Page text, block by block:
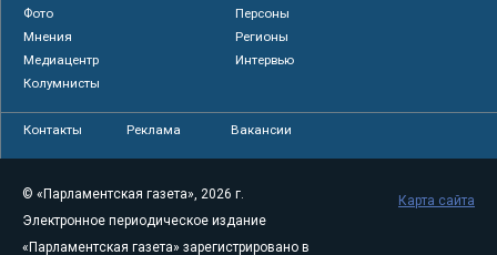
Фото
Персоны
Мнения
Регионы
Медиацентр
Интервью
Колумнисты
Контакты Реклама Вакансии
© «Парламентская газета», 2026 г.
Электронное периодическое издание
«Парламентская газета» зарегистрировано в
Карта сайта